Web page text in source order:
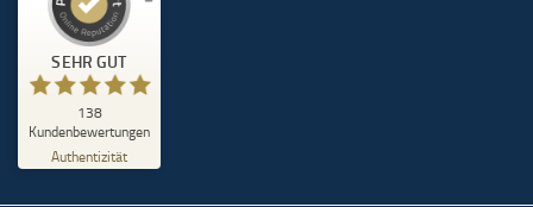
SEHR GUT
138
Kundenbewertungen
Authentizität
SEHR GUT
4,90
/
5,00
33
Bewertungen von